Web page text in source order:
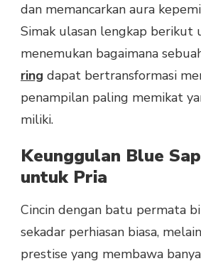
dan memancarkan aura
Simak ulasan lengkap berikut
menemukan bagaimana
ring dapat bertransformasi
penampilan paling memikat
miliki.
Keunggulan Blue
untuk Pria
Cincin dengan batu permata
sekadar perhiasan biasa,
prestise yang membawa